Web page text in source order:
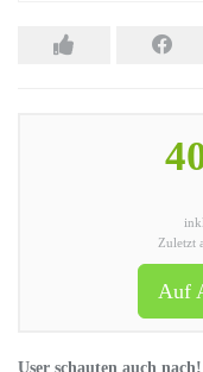
Zuletzt
Auf
User schauten auch nach!